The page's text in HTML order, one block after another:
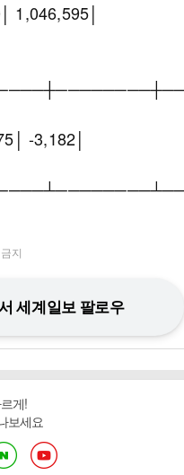
1,046,595│
-3,182│
지
세계일보 팔로우
게!
보세요